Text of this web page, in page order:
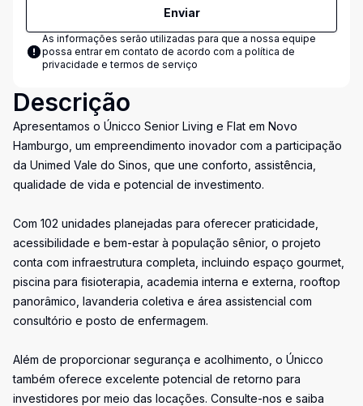
Enviar
As informações serão utilizadas para que a nossa equipe
possa entrar em contato de acordo com a política de
privacidade e termos de serviço
Descrição
Apresentamos o Únicco Senior Living e Flat em Novo
Hamburgo, um empreendimento inovador com a participação
da Unimed Vale do Sinos, que une conforto, assistência,
qualidade de vida e potencial de investimento.
Com 102 unidades planejadas para oferecer praticidade,
acessibilidade e bem-estar à população sênior, o projeto
conta com infraestrutura completa, incluindo espaço gourmet,
piscina para fisioterapia, academia interna e externa, rooftop
panorâmico, lavanderia coletiva e área assistencial com
consultório e posto de enfermagem.
Além de proporcionar segurança e acolhimento, o Únicco
também oferece excelente potencial de retorno para
investidores por meio das locações. Consulte-nos e saiba